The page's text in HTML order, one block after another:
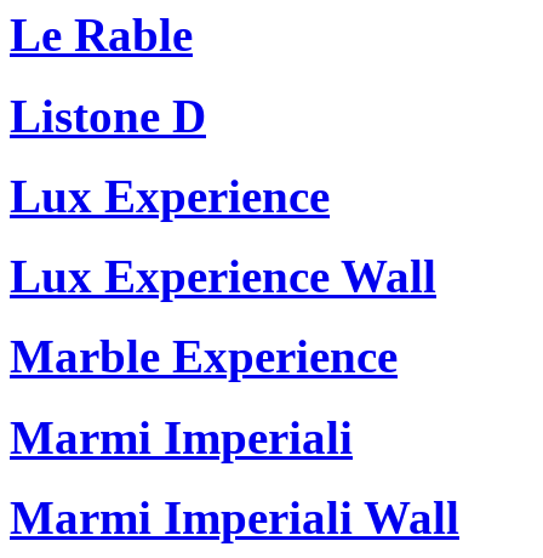
Le Rable
Listone D
Lux Experience
Lux Experience Wall
Marble Experience
Marmi Imperiali
Marmi Imperiali Wall